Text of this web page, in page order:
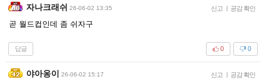
자나크래쉬 26-06-02 13:35 신고 | 공감 확인
곧 월드컵인데 좀 쉬자구
답글 0
0
야아옹이 26-06-02 15:17 신고 | 공감 확인